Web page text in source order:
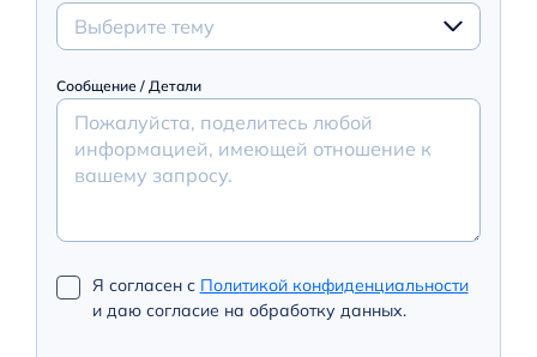
Выберите тему
Сообщение / Детали
Я согласен с Политикой конфиденциальности
и даю согласие на обработку данных.